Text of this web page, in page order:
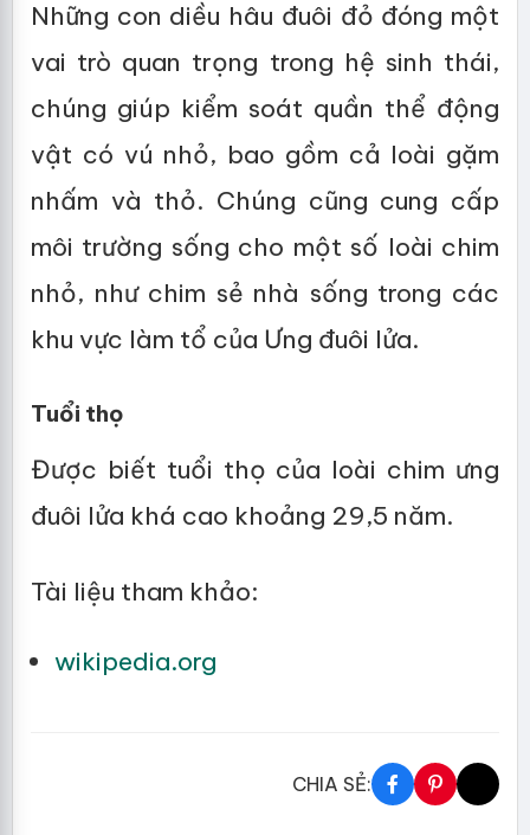
Những con diều hâu đuôi đỏ đóng một
vai trò quan trọng trong hệ sinh thái,
chúng giúp kiểm soát quần thể động
vật có vú nhỏ, bao gồm cả loài gặm
nhấm và thỏ. Chúng cũng cung cấp
môi trường sống cho một số loài chim
nhỏ, như chim sẻ nhà sống trong các
khu vực làm tổ của Ưng đuôi lửa.
Tuổi thọ
Được biết tuổi thọ của loài chim ưng
đuôi lửa khá cao khoảng 29,5 năm.
Tài liệu tham khảo:
wikipedia.org
CHIA SẺ: